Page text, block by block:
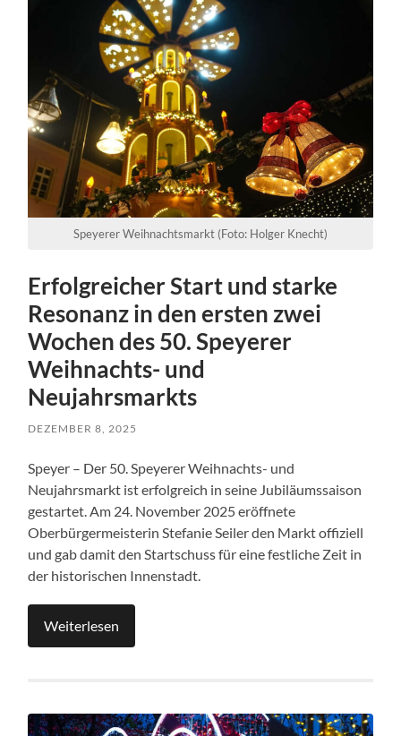
Speyerer Weihnachtsmarkt (Foto: Holger Knecht)
Erfolgreicher Start und starke
Resonanz in den ersten zwei
Wochen des 50. Speyerer
Weihnachts- und
Neujahrsmarkts
DEZEMBER 8, 2025
Speyer – Der 50. Speyerer Weihnachts- und
Neujahrsmarkt ist erfolgreich in seine Jubiläumssaison
gestartet. Am 24. November 2025 eröffnete
Oberbürgermeisterin Stefanie Seiler den Markt offiziell
und gab damit den Startschuss für eine festliche Zeit in
der historischen Innenstadt.
Weiterlesen